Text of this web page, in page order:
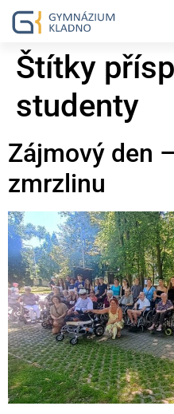
Štítky
studenty
Zájmový den
zmrzlinu